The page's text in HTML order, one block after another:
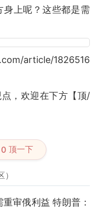
身上呢？这些都是需
article/1826516
，欢迎在下方【顶/
0 顶一下
审俄利益 特朗普：